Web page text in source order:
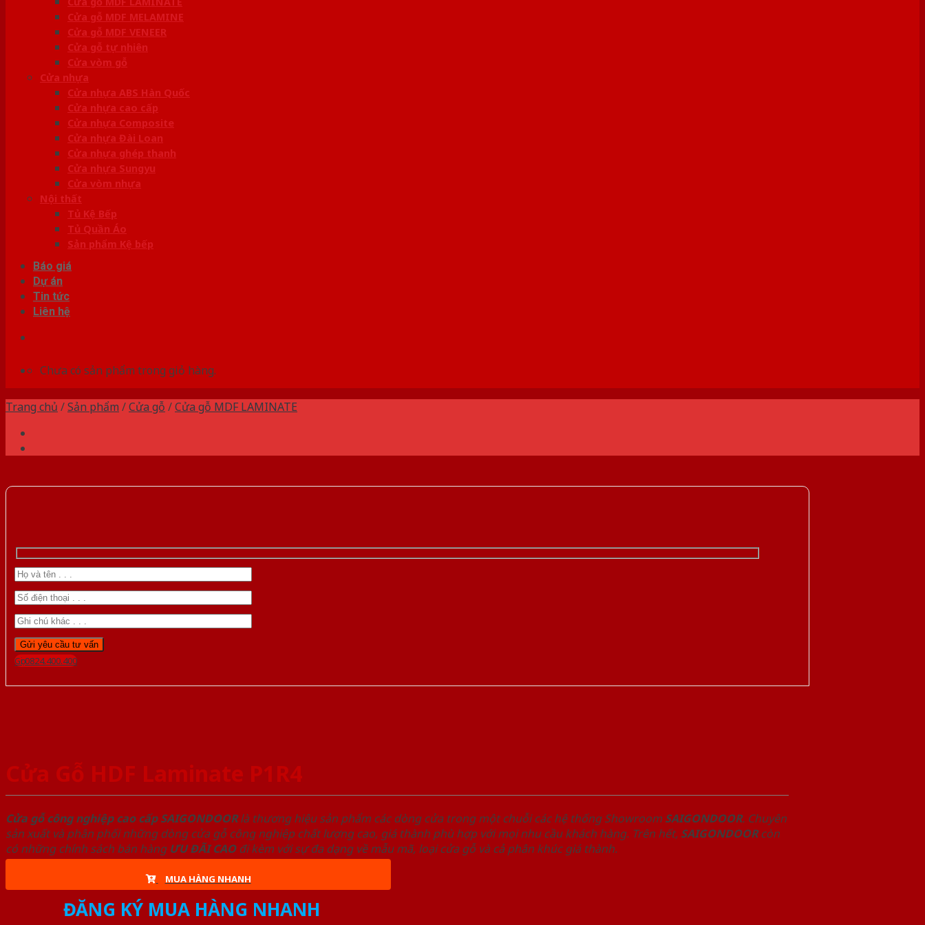
Cửa gỗ MDF MELAMINE
Cửa gỗ MDF VENEER
Cửa gỗ tự nhiên
Cửa vòm gỗ
Cửa nhựa
Cửa nhựa ABS Hàn Quốc
Cửa nhựa cao cấp
Cửa nhựa Composite
Cửa nhựa Đài Loan
Cửa nhựa ghép thanh
Cửa nhựa Sungyu
Cửa vòm nhựa
Nội thất
Tủ Kệ Bếp
Tủ Quần Áo
Sản phẩm Kệ bếp
Báo giá
Dự án
Tin tức
Liên hệ
Chưa có sản phẩm trong giỏ hàng.
Trang chủ /Sản phẩm /Cửa gỗ /Cửa gỗ MDF LAMINATE
Gọi 0824.400.400
Cửa Gỗ HDF Laminate P1R4
Cửa gỗ công nghiệp cao cấp SAIGONDOORlà thương hiệu sản phẩm các dòng cửa trong một chuỗi các hệ thống Showroom SAIGONDOOR. Chuyên
sản xuất và phân phối những dòng cửa gỗ công nghiệp chất lượng cao, giá thành phù hợp với mọi nhu cầu khách hàng. Trên hết, SAIGONDOORcòn
có những chính sách bán hàng ƯU ĐÃI CAOđi kèm với sự đa dạng về mẫu mã, loại cửa gỗ và cả phân khúc giá thành.
MUA HÀNG NHANH
ĐĂNG KÝ MUA HÀNG NHANH